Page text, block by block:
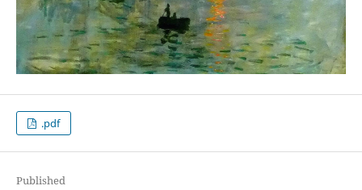
.pdf
Published